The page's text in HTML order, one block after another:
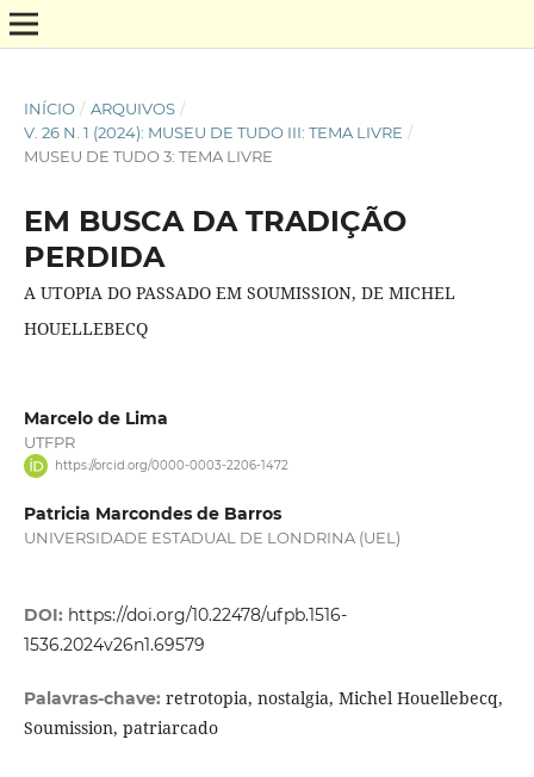
INÍCIO / ARQUIVOS /
V. 26 N. 1 (2024): MUSEU DE TUDO III: TEMA LIVRE /
MUSEU DE TUDO 3: TEMA LIVRE
EM BUSCA DA TRADIÇÃO
PERDIDA
A UTOPIA DO PASSADO EM SOUMISSION, DE MICHEL
HOUELLEBECQ
Marcelo de Lima
UTFPR
https://orcid.org/0000-0003-2206-1472
Patricia Marcondes de Barros
UNIVERSIDADE ESTADUAL DE LONDRINA (UEL)
DOI: https://doi.org/10.22478/ufpb.1516-
1536.2024v26n1.69579
Palavras-chave: retrotopia, nostalgia, Michel Houellebecq,
Soumission, patriarcado